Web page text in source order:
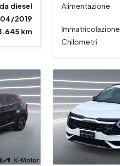
diesel
04/2019
km
Alimentazione
Immatricolazione
Chilometri